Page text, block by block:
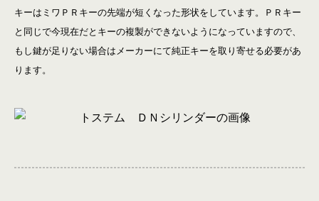
キーはミワＰＲキーの先端が短くなった形状をしています。ＰＲキー
と同じで今現在だとキーの複製ができないようになっていますので、
もし鍵が足りない場合はメーカーにて純正キーを取り寄せる必要があ
ります。